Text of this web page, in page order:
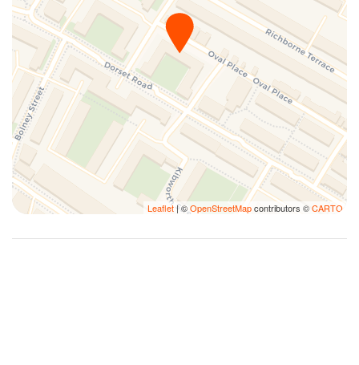
Leaflet| ©OpenStreetMapcontributors ©CARTO